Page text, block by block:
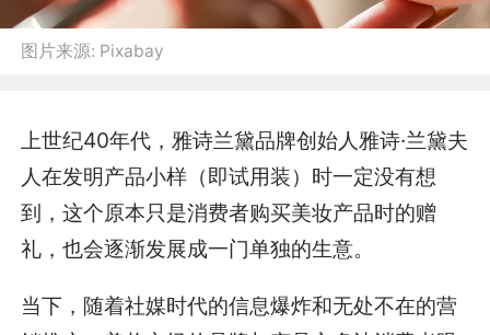
图片来源: Pixabay
上世纪40年代，雅诗兰黛品牌创始人雅诗·兰黛夫
人在发明产品小样（即试用装）时一定没有想
到，这个原本只是消费者购买美妆产品时的赠
礼，也会逐渐发展成一门单独的生意。
当下，随着社媒时代的信息爆炸和无处不在的营